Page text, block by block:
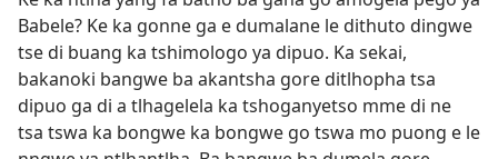
Babele? Ke ka gonne ga e dumalane le dithuto dingwe
tse di buang ka tshimologo ya dipuo. Ka sekai,
bakanoki bangwe ba akantsha gore ditlhopha tsa
dipuo ga di a tlhagelela ka tshoganyetso mme di ne
tsa tswa ka bongwe ka bongwe go tswa mo puong e le